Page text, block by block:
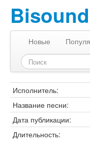
Новые
Исполнитель:
Название песни:
Дата публикации:
Длительность: